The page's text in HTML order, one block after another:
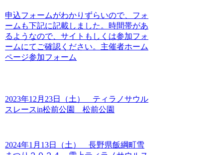
申込フォームがわかりずらいので、フォ
ームも下記に記載しました。時間帯があ
るようなので、サイトもしくは参加フォ
ームにてご確認ください。主催者ホーム
ページ参加フォーム
2023年12月23日（土） ティラノサウル
スレースin松前公園 松前公園
2024年1月13日（土） 長野県飯綱町雪